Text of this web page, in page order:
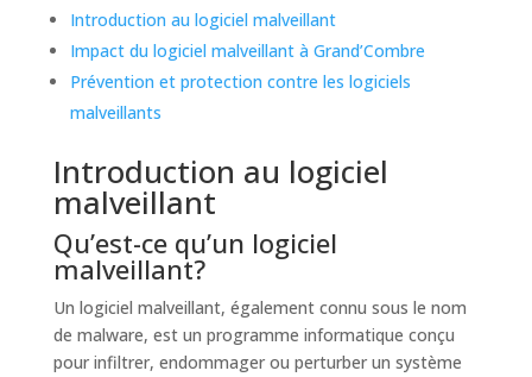
Introduction au logiciel malveillant
Impact du logiciel malveillant à Grand’Combre
Prévention et protection contre les logiciels
malveillants
Introduction au logiciel
malveillant
Qu’est-ce qu’un logiciel
malveillant?
Un logiciel malveillant, également connu sous le nom
de malware, est un programme informatique conçu
pour infiltrer, endommager ou perturber un système